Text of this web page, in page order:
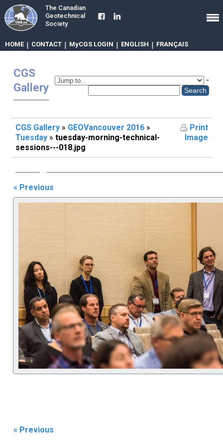
The Canadian
Geotechnical
Society
HOME | CONTACT | MyCGS LOGIN | ENGLISH | FRANÇAIS
CGS
Gallery
-
CGS Gallery » GEOVancouver 2016 »
Tuesday »tuesday-morning-technical-
sessions---018.jpg
Print
Image
« Previous
« Previous